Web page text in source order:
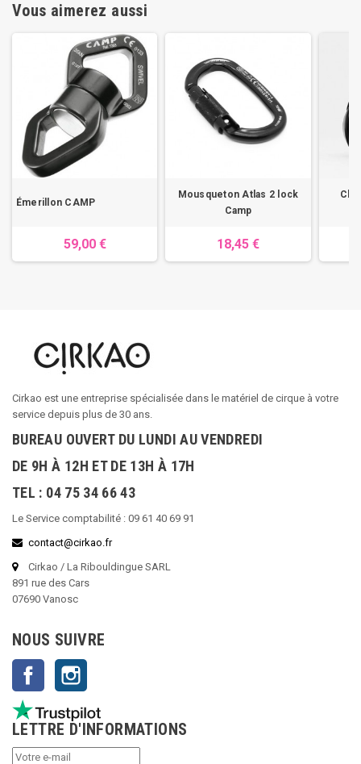
Vous aimerez aussi
Émerillon CAMP
59,00 €
Mousqueton Atlas 2 lock
Camp
18,45 €
Cirkao est une entreprise spécialisée dans le matériel de cirque à votre
service depuis plus de 30 ans.
BUREAU OUVERT DU LUNDI AU VENDREDI
DE 9H À 12H ET DE 13H À 17H
TEL : 04 75 34 66 43
Le Service comptabilité : 09 61 40 69 91
contact@cirkao.fr
Cirkao / La Ribouldingue SARL
891 rue des Cars
07690 Vanosc
NOUS SUIVRE
Facebook
LETTRE D'INFORMATIONS